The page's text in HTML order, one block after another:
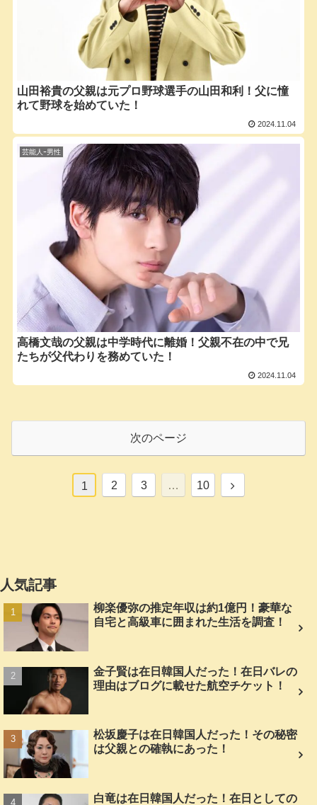
山田裕貴の父親は元プロ野球選手の山田和利！父に憧
れて野球を始めていた！
2024.11.04
芸能人ｰ男性
高橋文哉の父親は中学時代に離婚！父親不在の中で兄
たちが父代わりを務めていた！
2024.11.04
次のページ
1 2 3 … 10
次
人気記事
柳楽優弥の推定年収は約1億円！豪華な
自宅と高級車に囲まれた生活を調査！
金子賢は在日韓国人だった！在日バレの
理由はブログに載せた航空チケット！
松坂慶子は在日韓国人だった！その秘密
は父親との確執にあった！
白竜は在日韓国人だった！在日としての